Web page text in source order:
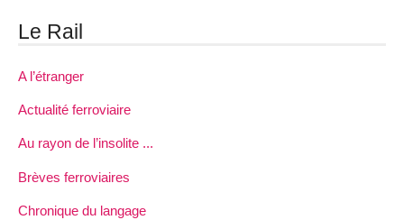
Le Rail
A l’étranger
Actualité ferroviaire
Au rayon de l’insolite ...
Brèves ferroviaires
Chronique du langage